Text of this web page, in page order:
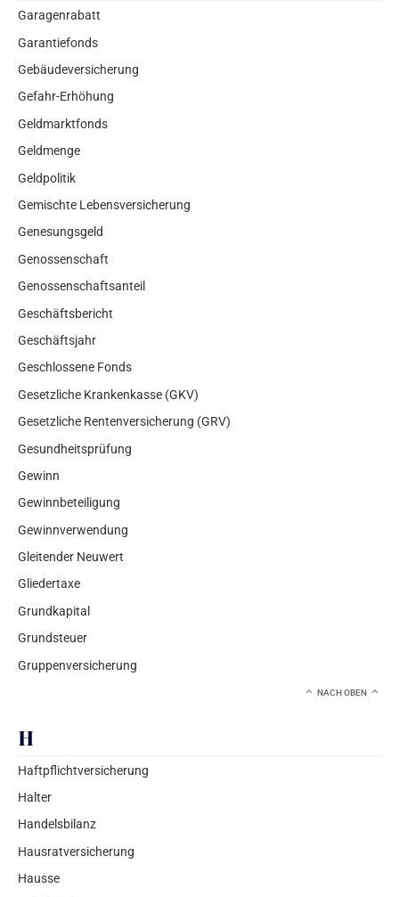
Garagenrabatt
Garantiefonds
Gebäudeversicherung
Gefahr-Erhöhung
Geldmarktfonds
Geldmenge
Geldpolitik
Gemischte Lebensversicherung
Genesungsgeld
Genossenschaft
Genossenschaftsanteil
Geschäftsbericht
Geschäftsjahr
Geschlossene Fonds
Gesetzliche Krankenkasse (GKV)
Gesetzliche Rentenversicherung (GRV)
Gesundheitsprüfung
Gewinn
Gewinnbeteiligung
Gewinnverwendung
Gleitender Neuwert
Gliedertaxe
Grundkapital
Grundsteuer
Gruppenversicherung
NACH OBEN
H
Haftpflichtversicherung
Halter
Handelsbilanz
Hausratversicherung
Hausse